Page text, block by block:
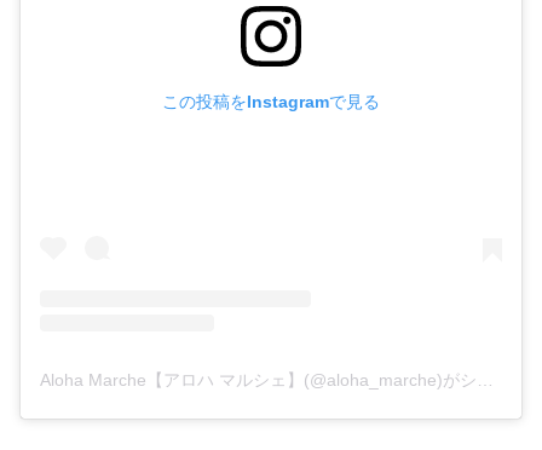
この投稿をInstagramで見る
Aloha Marche【アロハ マルシェ】(@aloha_marche)がシェアした投稿